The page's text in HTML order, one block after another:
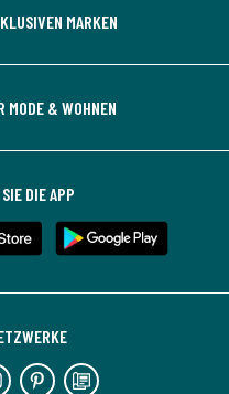
MARKEN
MODE & WOHNEN
DIE APP